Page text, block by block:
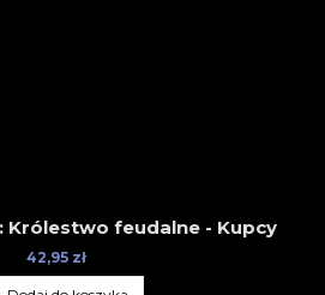
Królestwo feudalne - Kupcy
42,95 zł